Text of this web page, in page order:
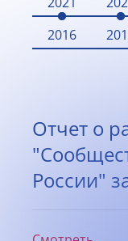
2016
Отчет о
России"